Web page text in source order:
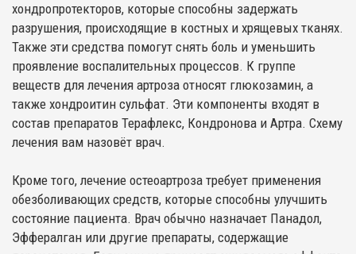
хондропротекторов, которые способны задержать
разрушения, происходящие в костных и хрящевых тканях.
Также эти средства помогут снять боль и уменьшить
проявление воспалительных процессов. К группе
веществ для лечения артроза относят глюкозамин, а
также хондроитин сульфат. Эти компоненты входят в
состав препаратов Терафлекс, Кондронова и Артра. Схему
лечения вам назовёт врач.
Кроме того, лечение остеоартроза требует применения
обезболивающих средств, которые способны улучшить
состояние пациента. Врач обычно назначает Панадол,
Эффералган или другие препараты, содержащие